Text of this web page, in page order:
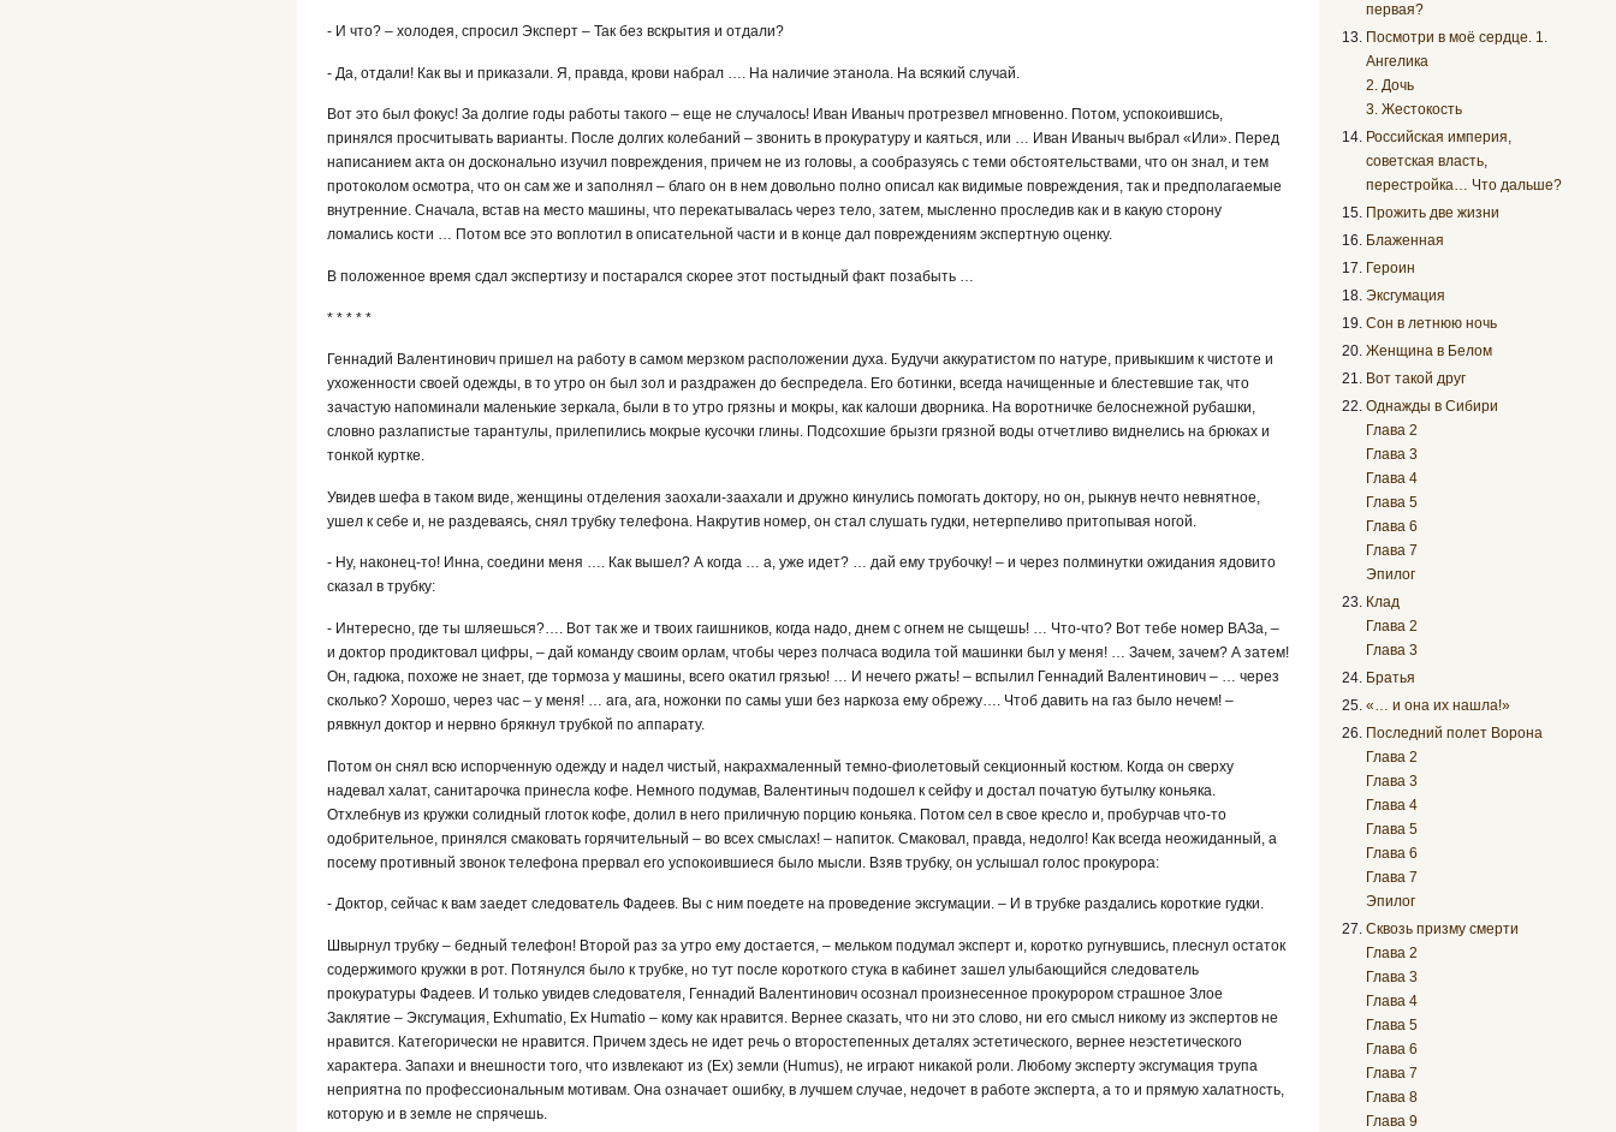
- И что? – холодея, спросил Эксперт – Так без вскрытия и отдали?
- Да, отдали! Как вы и приказали. Я, правда, крови набрал …. На наличие этанола. На всякий случай.
Вот это был фокус! За долгие годы работы такого – еще не случалось! Иван Иваныч протрезвел мгновенно. Потом, успокоившись,
принялся просчитывать варианты. После долгих колебаний – звонить в прокуратуру и каяться, или … Иван Иваныч выбрал «Или». Перед
написанием акта он досконально изучил повреждения, причем не из головы, а сообразуясь с теми обстоятельствами, что он знал, и тем
протоколом осмотра, что он сам же и заполнял – благо он в нем довольно полно описал как видимые повреждения, так и предполагаемые
внутренние. Сначала, встав на место машины, что перекатывалась через тело, затем, мысленно проследив как и в какую сторону
ломались кости … Потом все это воплотил в описательной части и в конце дал повреждениям экспертную оценку.
В положенное время сдал экспертизу и постарался скорее этот постыдный факт позабыть …
* * * * *
Геннадий Валентинович пришел на работу в самом мерзком расположении духа. Будучи аккуратистом по натуре, привыкшим к чистоте и
ухоженности своей одежды, в то утро он был зол и раздражен до беспредела. Его ботинки, всегда начищенные и блестевшие так, что
зачастую напоминали маленькие зеркала, были в то утро грязны и мокры, как калоши дворника. На воротничке белоснежной рубашки,
словно разлапистые тарантулы, прилепились мокрые кусочки глины. Подсохшие брызги грязной воды отчетливо виднелись на брюках и
тонкой куртке.
Увидев шефа в таком виде, женщины отделения заохали-заахали и дружно кинулись помогать доктору, но он, рыкнув нечто невнятное,
ушел к себе и, не раздеваясь, снял трубку телефона. Накрутив номер, он стал слушать гудки, нетерпеливо притопывая ногой.
- Ну, наконец-то! Инна, соедини меня …. Как вышел? А когда … а, уже идет? … дай ему трубочку! – и через полминутки ожидания ядовито
сказал в трубку:
- Интересно, где ты шляешься?…. Вот так же и твоих гаишников, когда надо, днем с огнем не сыщешь! … Что-что? Вот тебе номер ВАЗа, –
и доктор продиктовал цифры, – дай команду своим орлам, чтобы через полчаса водила той машинки был у меня! … Зачем, зачем? А затем!
Он, гадюка, похоже не знает, где тормоза у машины, всего окатил грязью! … И нечего ржать! – вспылил Геннадий Валентинович – … через
сколько? Хорошо, через час – у меня! … ага, ага, ножонки по самы уши без наркоза ему обрежу…. Чтоб давить на газ было нечем! –
рявкнул доктор и нервно брякнул трубкой по аппарату.
Потом он снял всю испорченную одежду и надел чистый, накрахмаленный темно-фиолетовый секционный костюм. Когда он сверху
надевал халат, санитарочка принесла кофе. Немного подумав, Валентиныч подошел к сейфу и достал початую бутылку коньяка.
Отхлебнув из кружки солидный глоток кофе, долил в него приличную порцию коньяка. Потом сел в свое кресло и, пробурчав что-то
одобрительное, принялся смаковать горячительный – во всех смыслах! – напиток. Смаковал, правда, недолго! Как всегда неожиданный, а
посему противный звонок телефона прервал его успокоившиеся было мысли. Взяв трубку, он услышал голос прокурора:
- Доктор, сейчас к вам заедет следователь Фадеев. Вы с ним поедете на проведение эксгумации. – И в трубке раздались короткие гудки.
Швырнул трубку – бедный телефон! Второй раз за утро ему достается, – мельком подумал эксперт и, коротко ругнувшись, плеснул остаток
содержимого кружки в рот. Потянулся было к трубке, но тут после короткого стука в кабинет зашел улыбающийся следователь
прокуратуры Фадеев. И только увидев следователя, Геннадий Валентинович осознал произнесенное прокурором страшное Злое
Заклятие – Эксгумация, Еxhumatio, Еx Нumatio – кому как нравится. Вернее сказать, что ни это слово, ни его смысл никому из экспертов не
нравится. Категорически не нравится. Причем здесь не идет речь о второстепенных деталях эстетического, вернее неэстетического
характера. Запахи и внешности того, что извлекают из (Ех) земли (Нumus), не играют никакой роли. Любому эксперту эксгумация трупа
неприятна по профессиональным мотивам. Она означает ошибку, в лучшем случае, недочет в работе эксперта, а то и прямую халатность,
которую и в земле не спрячешь.
первая?
Посмотри в моё сердце. 1.
Ангелика
2. Дочь
3. Жестокость
Российская империя,
советская власть,
перестройка… Что дальше?
Прожить две жизни
Блаженная
Героин
Эксгумация
Сон в летнюю ночь
Женщина в Белом
Вот такой друг
Однажды в Сибири
Глава 2
Глава 3
Глава 4
Глава 5
Глава 6
Глава 7
Эпилог
Клад
Глава 2
Глава 3
Братья
«… и она их нашла!»
Последний полет Ворона
Глава 2
Глава 3
Глава 4
Глава 5
Глава 6
Глава 7
Эпилог
Сквозь призму смерти
Глава 2
Глава 3
Глава 4
Глава 5
Глава 6
Глава 7
Глава 8
Глава 9